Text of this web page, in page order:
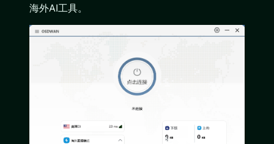
海外AI工具。